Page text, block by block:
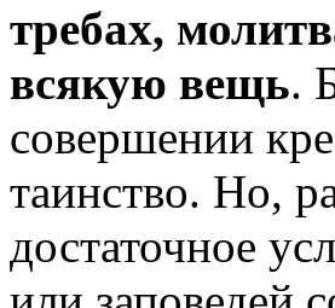
требах,
всякую вещь.
совершении
таинство. Но,
достаточное